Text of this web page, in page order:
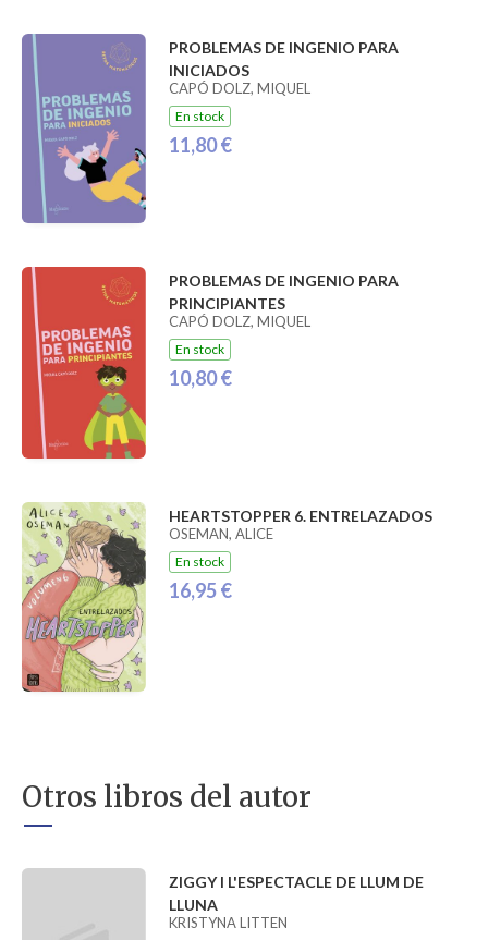
PROBLEMAS DE INGENIO PARA
INICIADOS
CAPÓ DOLZ, MIQUEL
En stock
11,80 €
PROBLEMAS DE INGENIO PARA
PRINCIPIANTES
CAPÓ DOLZ, MIQUEL
En stock
10,80 €
HEARTSTOPPER 6. ENTRELAZADOS
OSEMAN, ALICE
En stock
16,95 €
Otros libros del autor
ZIGGY I L'ESPECTACLE DE LLUM DE
LLUNA
KRISTYNA LITTEN